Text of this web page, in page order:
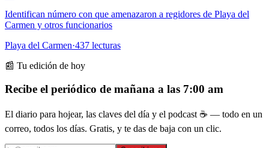
Identifican número con que amenazaron a regidores de Playa del
Carmen y otros funcionarios
Playa del Carmen·437 lecturas
📰 Tu edición de hoy
Recibe el periódico de mañana a las 7:00 am
El diario para hojear, las claves del día y el podcast ☕ — todo en un
correo, todos los días. Gratis, y te das de baja con un clic.